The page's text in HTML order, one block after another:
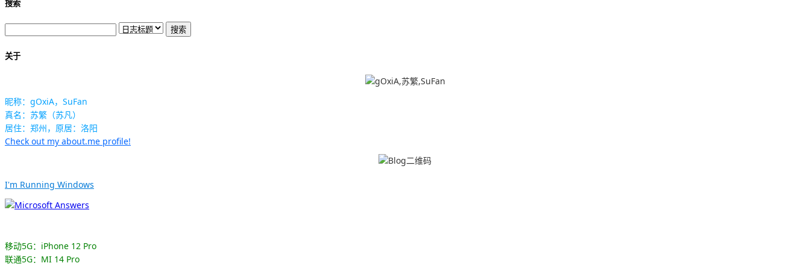
搜索
关于
昵称：gOxiA，SuFan
真名：苏繁（苏凡）
居住：郑州，原居：洛阳
Check out my about.me profile!
I'm Running Windows
移动5G：iPhone 12 Pro
联通5G：MI 14 Pro